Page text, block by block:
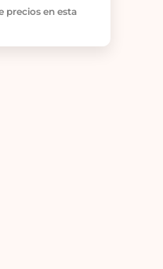
precios en esta